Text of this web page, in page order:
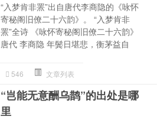
“入梦肯非罴”出自唐代李商隐的《咏怀
寄秘阁旧僚二十六韵》。 “入梦肯非
罴”全诗 《咏怀寄秘阁旧僚二十六韵》
唐代 李商隐 年鬓日堪悲，衡茅益自
546 文章列表
“岂能无意酬乌鹊”的出处是哪
里